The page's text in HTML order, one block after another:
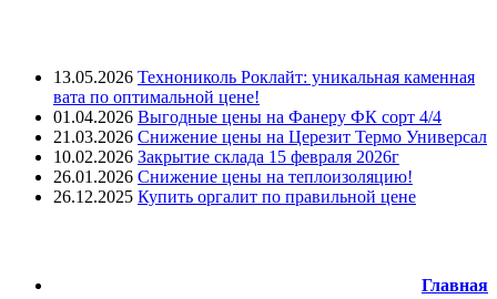
13.05.2026 Технониколь Роклайт: уникальная каменная
вата по оптимальной цене!
01.04.2026 Выгодные цены на Фанеру ФК сорт 4/4
21.03.2026 Снижение цены на Церезит Термо Универсал
10.02.2026 Закрытие склада 15 февраля 2026г
26.01.2026 Снижение цены на теплоизоляцию!
26.12.2025 Купить оргалит по правильной цене
Главная